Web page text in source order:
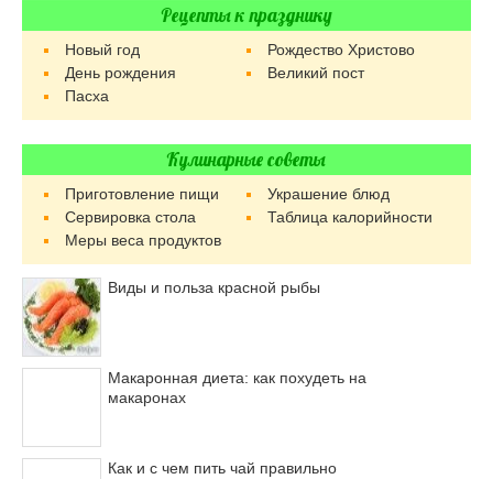
Рецепты к празднику
Новый год
Рождество Христово
День рождения
Великий пост
Пасха
Кулинарные советы
Приготовление пищи
Украшение блюд
Сервировка стола
Таблица калорийности
Меры веса продуктов
Виды и польза красной рыбы
Макаронная диета: как похудеть на
макаронах
Как и с чем пить чай правильно